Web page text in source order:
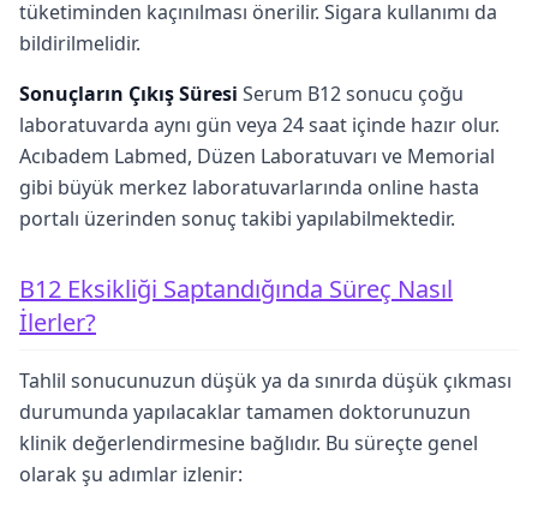
tüketiminden kaçınılması önerilir. Sigara kullanımı da
bildirilmelidir.
Sonuçların Çıkış Süresi Serum B12 sonucu çoğu
laboratuvarda aynı gün veya 24 saat içinde hazır olur.
Acıbadem Labmed, Düzen Laboratuvarı ve Memorial
gibi büyük merkez laboratuvarlarında online hasta
portalı üzerinden sonuç takibi yapılabilmektedir.
B12 Eksikliği Saptandığında Süreç Nasıl
İlerler?
Tahlil sonucunuzun düşük ya da sınırda düşük çıkması
durumunda yapılacaklar tamamen doktorunuzun
klinik değerlendirmesine bağlıdır. Bu süreçte genel
olarak şu adımlar izlenir: